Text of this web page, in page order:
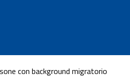
con background migratorio